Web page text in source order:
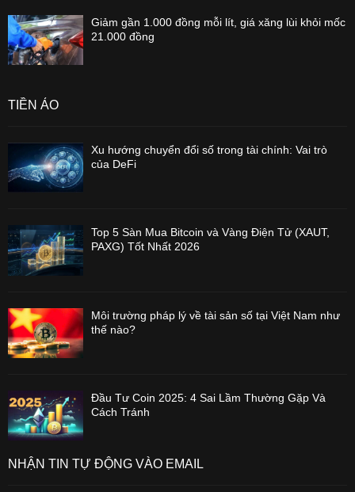
Giảm gần 1.000 đồng mỗi lít, giá xăng lùi khỏi mốc
21.000 đồng
TIỀN ẢO
Xu hướng chuyển đổi số trong tài chính: Vai trò
của DeFi
Top 5 Sàn Mua Bitcoin và Vàng Điện Tử (XAUT,
PAXG) Tốt Nhất 2026
Môi trường pháp lý về tài sản số tại Việt Nam như
thế nào?
Đầu Tư Coin 2025: 4 Sai Lầm Thường Gặp Và
Cách Tránh
NHẬN TIN TỰ ĐỘNG VÀO EMAIL